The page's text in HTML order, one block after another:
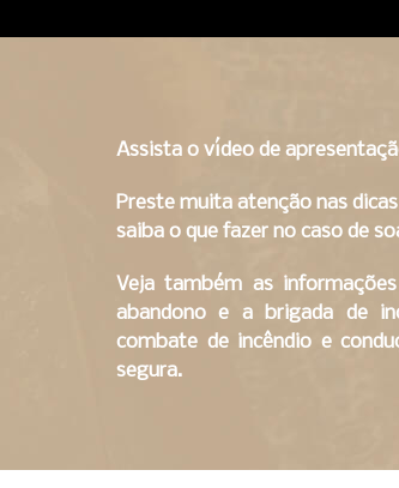
Assista o vídeo de
Preste muita atenção nas
saiba o que fazer no caso de
Veja também as
abandono e a brigada de
combate de incêndio e
segura.